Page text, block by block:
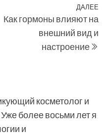
ДАЛЕЕ
Как гормоны влияют на
внешний вид и
настроение
косметолог и
более восьми лет я
и